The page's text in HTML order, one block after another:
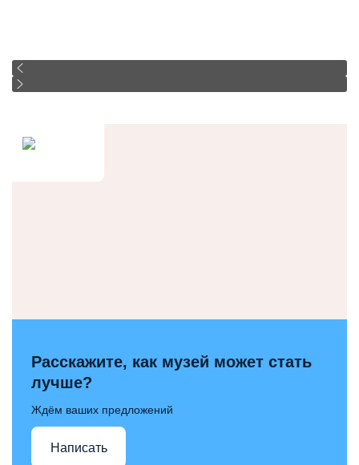
Расскажите, как музей может стать
лучше?
Ждём ваших предложений
Написать